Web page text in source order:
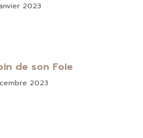
2023
de son Foie
2023